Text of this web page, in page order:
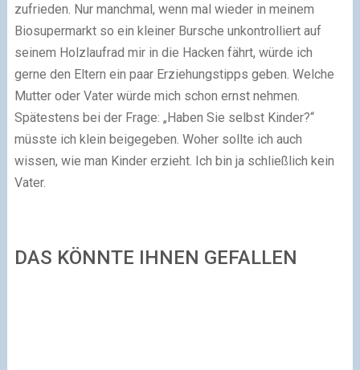
zufrieden. Nur manchmal, wenn mal wieder in meinem
Biosupermarkt so ein kleiner Bursche unkontrolliert auf
seinem Holzlaufrad mir in die Hacken fährt, würde ich
gerne den Eltern ein paar Erziehungstipps geben. Welche
Mutter oder Vater würde mich schon ernst nehmen.
Spätestens bei der Frage: „Haben Sie selbst Kinder?“
müsste ich klein beigegeben. Woher sollte ich auch
wissen, wie man Kinder erzieht. Ich bin ja schließlich kein
Vater.
DAS KÖNNTE IHNEN GEFALLEN